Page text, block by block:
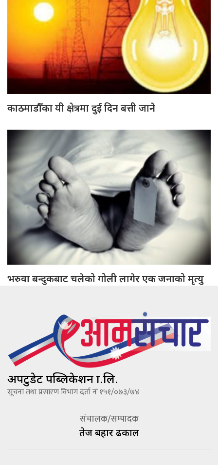
काठमाडौँका यी क्षेत्रमा दुई दिन बत्ती जाने
भरुवा बन्दुकबाट चलेको गोली लागेर एक जनाको मृत्यु
अपटुडेट पब्लिकेशन प्रा.लि.
सूचना तथा प्रसारण विभाग दर्ता नंः १५१/०७३/७४
संचालक/सम्पादक
तेज बहादूर ढकाल